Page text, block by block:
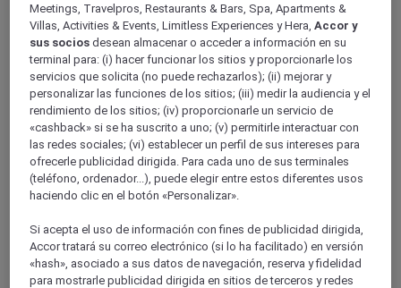
World
Asia
Indonesia
PETITES ILES DE LA SONDE
PETITES ILES DE LA SONDE OCCIDENTALES
Lombok
Meetings, Travelpros, Restaurants & Bars, Spa, Apartments &
Villas, Activities & Events, Limitless Experiences y Hera,Accor y
sus socios desean almacenar o acceder a información en su
terminal para: (i) hacer funcionar los sitios y proporcionarle los
servicios que solicita (no puede rechazarlos); (ii) mejorar y
personalizar las funciones de los sitios; (iii) medir la audiencia y el
rendimiento de los sitios; (iv) proporcionarle un servicio de
«cashback» si se ha suscrito a uno; (v) permitirle interactuar con
las redes sociales; (vi) establecer un perfil de sus intereses para
ofrecerle publicidad dirigida. Para cada uno de sus terminales
(teléfono, ordenador...), puede elegir entre estos diferentes usos
haciendo clic en el botón «Personalizar».
Si acepta el uso de información con fines de publicidad dirigida,
Accor tratará su correo electrónico (si lo ha facilitado) en versión
«hash», asociado a sus datos de navegación, reserva y fidelidad
para mostrarle publicidad dirigida en sitios de terceros y redes